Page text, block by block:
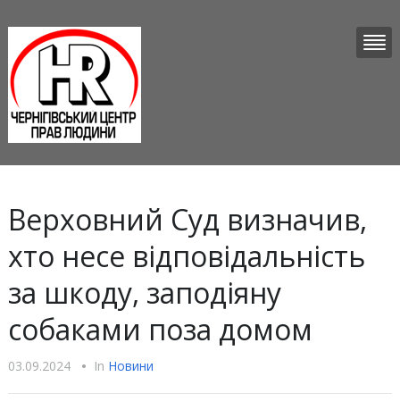
Верховний Суд визначив,
хто несе відповідальність
за шкоду, заподіяну
собаками поза домом
03.09.2024 • In Новини